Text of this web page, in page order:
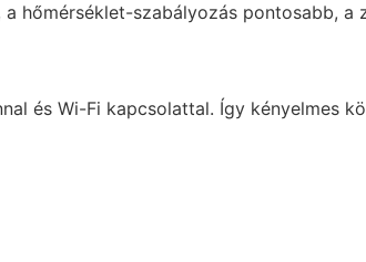
hőmérséklet-szabályozás pontosabb, a
és Wi-Fi kapcsolattal. Így kényelmes